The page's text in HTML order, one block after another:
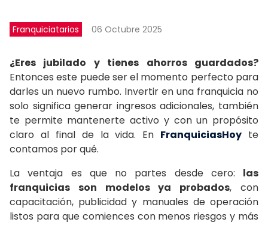
Franquiciatarios 06 Octubre 2025
¿Eres jubilado y tienes ahorros guardados?
Entonces este puede ser el momento perfecto para
darles un nuevo rumbo. Invertir en una franquicia no
solo significa generar ingresos adicionales, también
te permite mantenerte activo y con un propósito
claro al final de la vida. En FranquiciasHoy te
contamos por qué.
La ventaja es que no partes desde cero: las
franquicias son modelos ya probados, con
capacitación, publicidad y manuales de operación
listos para que comiences con menos riesgos y más